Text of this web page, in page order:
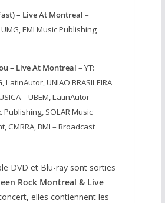
– Live At Montreal –
EMI Music Publishing
– Live At Montreal – YT:
LatinAutor, UNIAO BRASILEIRA
– UBEM, LatinAutor –
Publishing, SOLAR Music
CMRRA, BMI – Broadcast
DVD et Blu-ray sont sorties
Rock Montreal & Live
elles contiennent les